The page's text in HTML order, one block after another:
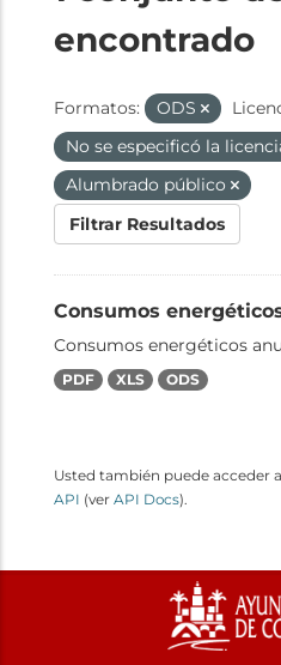
encontrado
Formatos: ODS
No se especificó la
Alumbrado público
Filtrar Resultados
Consumos
Consumos energéticos
PDF XLS ODS
Usted también puede acceder
API (ver API Docs).